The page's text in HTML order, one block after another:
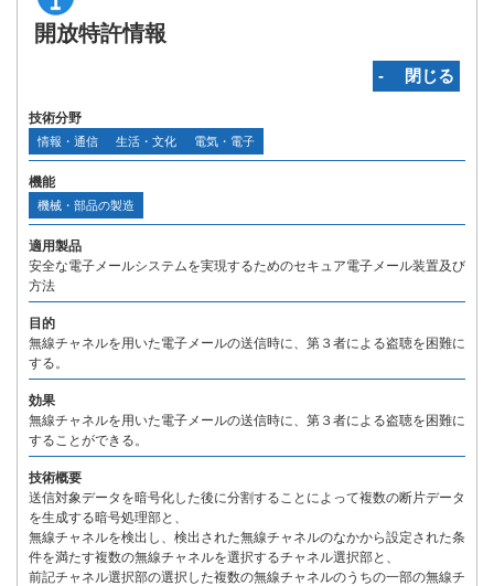
開放特許情報
‐ 閉じる
技術分野
情報・通信 生活・文化 電気・電子
機能
機械・部品の製造
適用製品
安全な電子メールシステムを実現するためのセキュア電子メール装置及び
方法
目的
無線チャネルを用いた電子メールの送信時に、第３者による盗聴を困難に
する。
効果
無線チャネルを用いた電子メールの送信時に、第３者による盗聴を困難に
することができる。
技術概要
送信対象データを暗号化した後に分割することによって複数の断片データ
を生成する暗号処理部と、
無線チャネルを検出し、検出された無線チャネルのなかから設定された条
件を満たす複数の無線チャネルを選択するチャネル選択部と、
前記チャネル選択部の選択した複数の無線チャネルのうちの一部の無線チ